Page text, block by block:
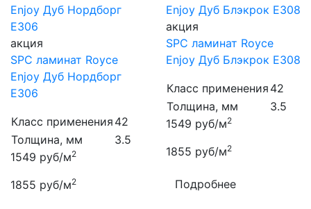
акция
SPC ламинат Royce
Enjoy Дуб Нордборг
Е306
Класс применения 42
Толщина, мм
3.5
1549 руб/м2
1855 руб/м2
акция
SPC ламинат Royce
Enjoy Дуб Блэкрок Е308
Класс применения 42
Толщина, мм
3.5
1549 руб/м2
1855 руб/м2
Подробнее